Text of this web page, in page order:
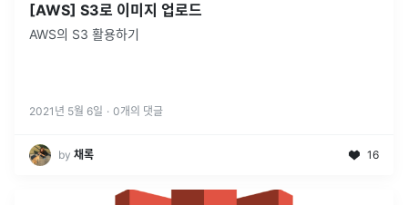
[AWS] S3로 이미지 업로드
AWS의 S3 활용하기
2021년 5월 6일 · 0개의 댓글
by 채록 16